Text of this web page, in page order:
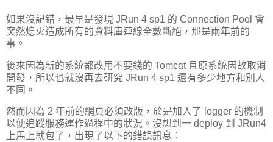
如果沒記錯，最早是發現 JRun 4 sp1 的 Connection Pool 會
突然熄火造成所有的資料庫連線全數斷絕，那是兩年前的
事。
後來因為新的系統都改用不要錢的 Tomcat 且原系統因故取消
開發，所以也就沒再去研究 JRun 4 sp1 還有多少地方和別人
不同。
然而因為 2 年前的網頁必須改版，於是加入了 logger 的機制
以便追蹤服務運作過程中的狀況。沒想到一 deploy 到 JRun4
上馬上就包了，出現了以下的錯誤訊息：